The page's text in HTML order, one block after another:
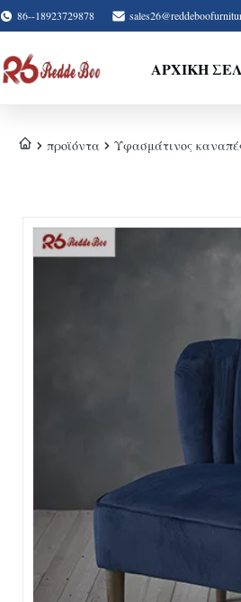
86--18923729878
ΑΡΧΙΚΉ
προϊόντα Υφασμάτινος